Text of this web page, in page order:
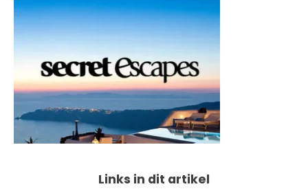
Links in dit artikel